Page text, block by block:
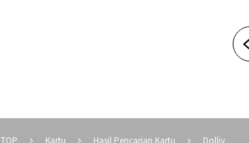
TOP Kartu Hasil Pencarian Kartu Dolliv